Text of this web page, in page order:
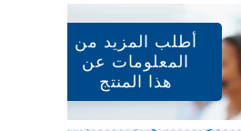
أطلب المزيد من
المعلومات عن
هذا المنتج